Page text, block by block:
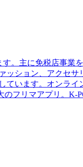
す。主に免税店事業
ッション、アクセ
ています。オンラ
フリマアプリ。K-